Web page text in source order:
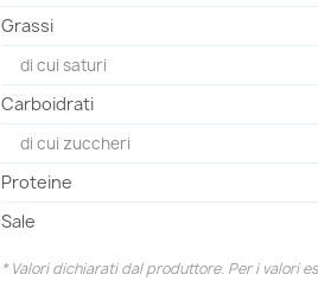
Grassi
di cui saturi
Carboidrati
di cui zuccheri
Proteine
Sale
* Valori dichiarati dal produttore. Per i valori